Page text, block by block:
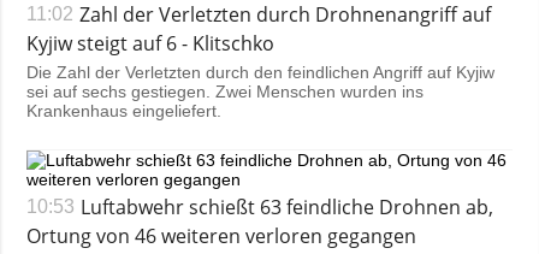
11:02 Zahl der Verletzten durch Drohnenangriff auf
Kyjiw steigt auf 6 - Klitschko
Die Zahl der Verletzten durch den feindlichen Angriff auf Kyjiw
sei auf sechs gestiegen. Zwei Menschen wurden ins
Krankenhaus eingeliefert.
10:53 Luftabwehr schießt 63 feindliche Drohnen ab,
Ortung von 46 weiteren verloren gegangen